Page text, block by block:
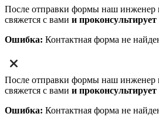
После отправки формы наш инженер
свяжется с вами и
Ошибка: Контактная форма не
После отправки формы наш инженер
свяжется с вами и
Ошибка: Контактная форма не